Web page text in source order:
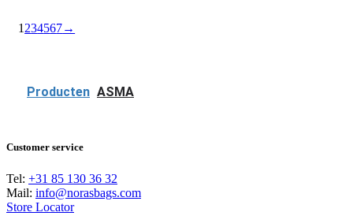
1 234567→
Producten ASMA
Customer service
Tel: +31 85 130 36 32
Mail: info@norasbags.com
Store Locator